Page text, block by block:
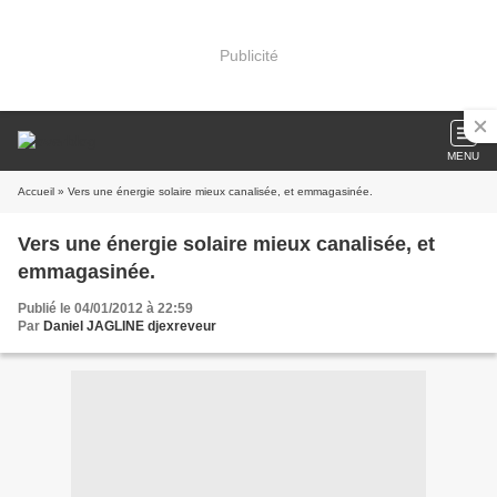
Publicité
MENU
Accueil » Vers une énergie solaire mieux canalisée, et emmagasinée.
Vers une énergie solaire mieux canalisée, et
emmagasinée.
Publié le 04/01/2012 à 22:59
Par Daniel JAGLINE djexreveur